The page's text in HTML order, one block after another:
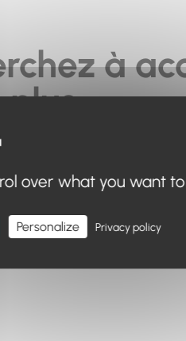
à
plus.
ou à utiliser le menu pour
over what you want
Personalize Privacy policy